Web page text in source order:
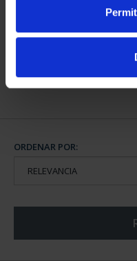
PROVINCIA 4
949,00 €
registrados
ORDENAR POR: